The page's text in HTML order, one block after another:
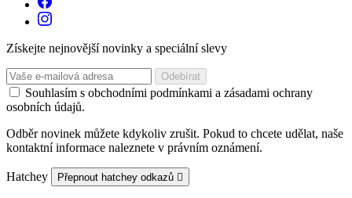
Získejte nejnovější novinky a speciální slevy
Souhlasím s obchodními podmínkami a zásadami ochrany
osobních údajů.
Odběr novinek můžete kdykoliv zrušit. Pokud to chcete udělat, naše
kontaktní informace naleznete v právním oznámení.
Hatchey Přepnout hatchey odkazů 